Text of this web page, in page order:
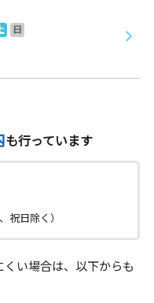
日
も行っています
祝日除く）
い場合は、以下からも